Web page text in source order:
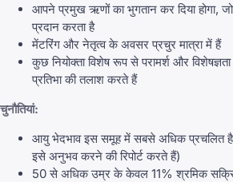
आपने प्रमुख ऋणों का भुगतान कर दिया होगा, जो
प्रदान करता है
मेंटरिंग और नेतृत्व के अवसर प्रचुर मात्रा में हैं
कुछ नियोक्ता विशेष रूप से परामर्श और
प्रतिभा की तलाश करते हैं
चुनौतियां:
आयु भेदभाव इस समूह में सबसे अधिक प्रचलित
इसे अनुभव करने की रिपोर्ट करते हैं)
50 से अधिक उम्र के केवल 11% श्रमिक